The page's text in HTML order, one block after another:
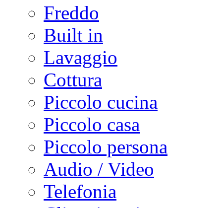
Freddo
Built in
Lavaggio
Cottura
Piccolo cucina
Piccolo casa
Piccolo persona
Audio / Video
Telefonia